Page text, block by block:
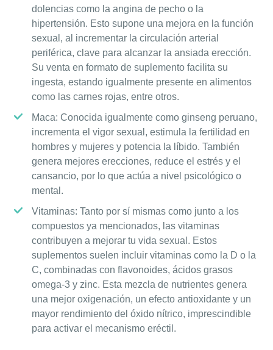
dolencias como la angina de pecho o la
hipertensión. Esto supone una mejora en la función
sexual, al incrementar la circulación arterial
periférica, clave para alcanzar la ansiada erección.
Su venta en formato de suplemento facilita su
ingesta, estando igualmente presente en alimentos
como las carnes rojas, entre otros.
Maca: Conocida igualmente como ginseng peruano,
incrementa el vigor sexual, estimula la fertilidad en
hombres y mujeres y potencia la líbido. También
genera mejores erecciones, reduce el estrés y el
cansancio, por lo que actúa a nivel psicológico o
mental.
Vitaminas: Tanto por sí mismas como junto a los
compuestos ya mencionados, las vitaminas
contribuyen a mejorar tu vida sexual. Estos
suplementos suelen incluir vitaminas como la D o la
C, combinadas con flavonoides, ácidos grasos
omega-3 y zinc. Esta mezcla de nutrientes genera
una mejor oxigenación, un efecto antioxidante y un
mayor rendimiento del óxido nítrico, imprescindible
para activar el mecanismo eréctil.